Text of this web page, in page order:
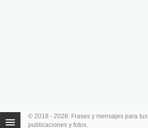
© 2018 - 2026: Frases y mensajes para tus
publicaciones y fotos.